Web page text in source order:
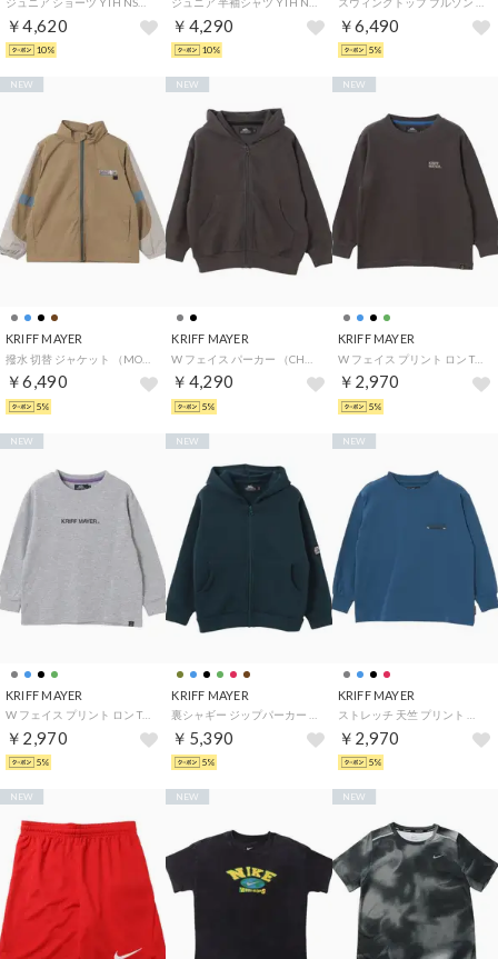
￥4,620
10%
￥4,290
10%
￥6,490
5%
KRIFF MAYER
￥6,490
NEW
5%
KRIFF MAYER
￥4,290
NEW
5%
KRIFF MAYER
W フェイス プリント ロン Tシャツ (大きさ比べ) （CHARCOAL）
￥2,970
NEW
5%
KRIFF MAYER
￥2,970
NEW
5%
KRIFF MAYER
￥5,390
NEW
5%
KRIFF MAYER
￥2,970
NEW
5%
NEW NEW NEW